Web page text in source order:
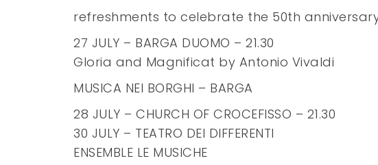
refreshments to celebrate the 50th
27 JULY – BARGA DUOMO – 21.30
Gloria and Magnificat by Antonio Vivaldi
MUSICA NEI BORGHI – BARGA
28 JULY – CHURCH OF CROCEFISSO – 21.30
30 JULY – TEATRO DEI DIFFERENTI
ENSEMBLE LE MUSICHE